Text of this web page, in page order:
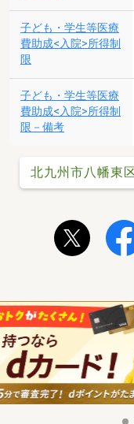
子ども・学生等医療
費助成<入院>所得制
限
子ども・学生等医療
費助成<入院>所得制
限－備考
北九州市八幡東